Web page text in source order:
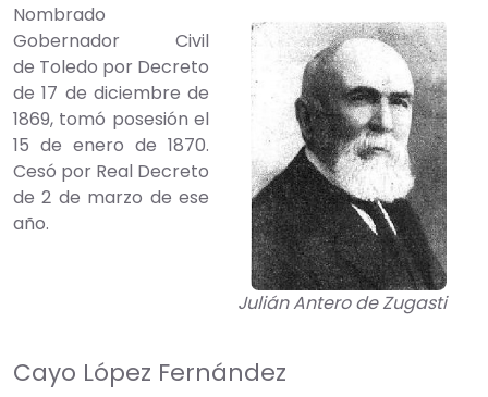
Julián Antero de Zugasti
Nombrado
Gobernador Civil
de Toledo por Decreto
de 17 de diciembre de
1869, tomó posesión el
15 de enero de 1870.
Cesó por Real Decreto
de 2 de marzo de ese
año.
Cayo López Fernández